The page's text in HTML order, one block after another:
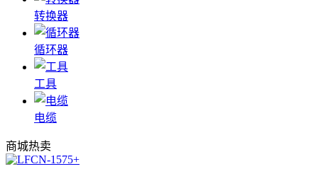
转换器
循环器
工具
电缆
商城热卖